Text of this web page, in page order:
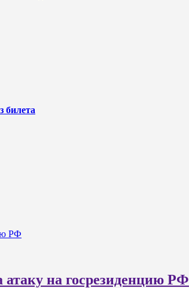
билета
РФ
атаку на госрезиденцию РФ